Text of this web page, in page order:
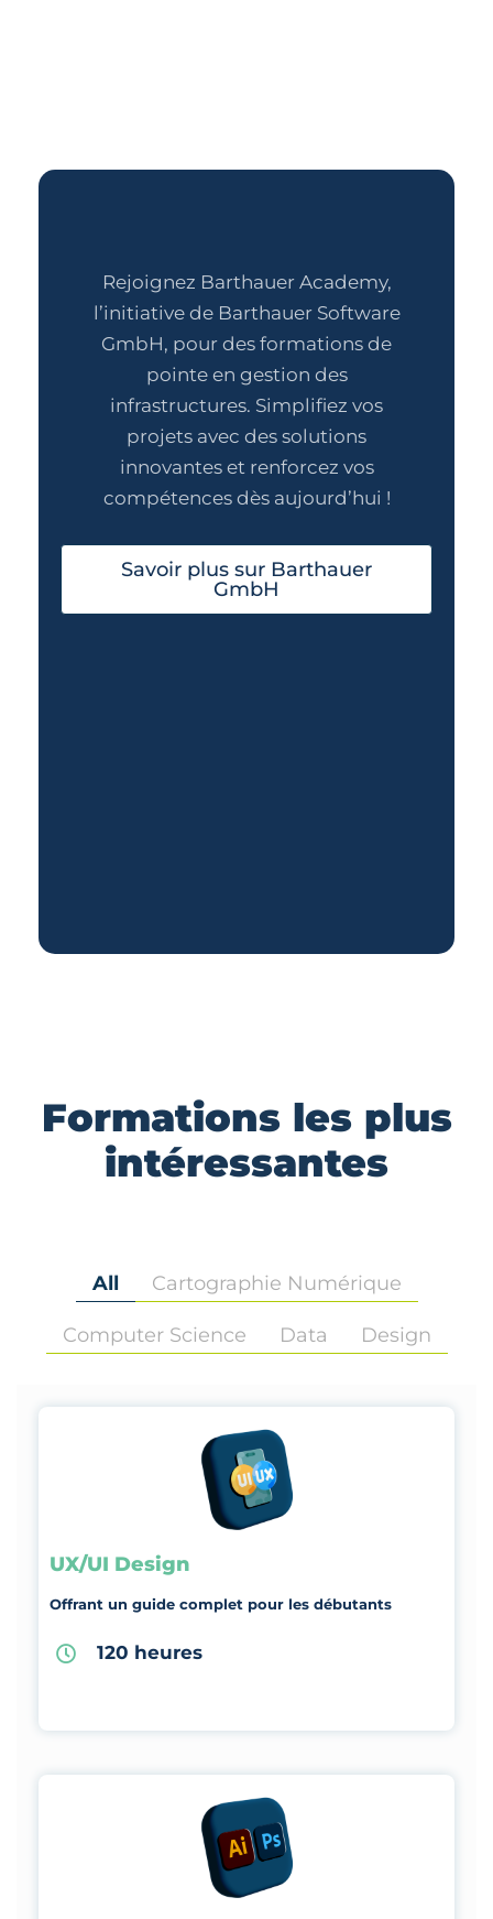
Rejoignez Barthauer Academy,
l’initiative de Barthauer Software
GmbH, pour des formations de
pointe en gestion des
infrastructures. Simplifiez vos
projets avec des solutions
innovantes et renforcez vos
compétences dès aujourd’hui !
Savoir plus sur Barthauer
GmbH
Formations les plus
intéressantes
All Cartographie Numérique
Computer Science Data Design
UX/UI Design
Offrant un guide complet pour les débutants
120 heures